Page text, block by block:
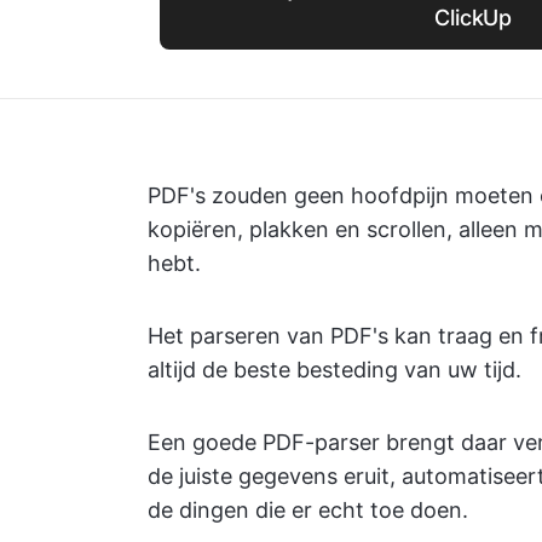
ClickUp
PDF's zouden geen hoofdpijn
kopiëren, plakken en scrollen, alleen
hebt.
Het parseren van PDF's kan traag en
altijd de beste besteding van uw tijd.
Een goede PDF-parser brengt daar
de juiste gegevens eruit,
de dingen die er echt toe doen.